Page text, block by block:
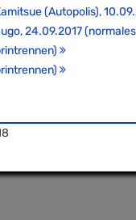
(Autopolis),
24.09.2017